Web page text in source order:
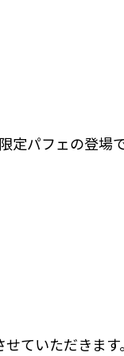
定パフェの登場
ていただきます。